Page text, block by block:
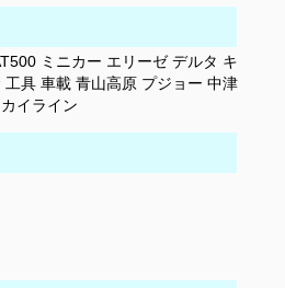
ミニカー エリーゼ デルタ キ
工具 車載 青山高原 プジョー 中津
イライン